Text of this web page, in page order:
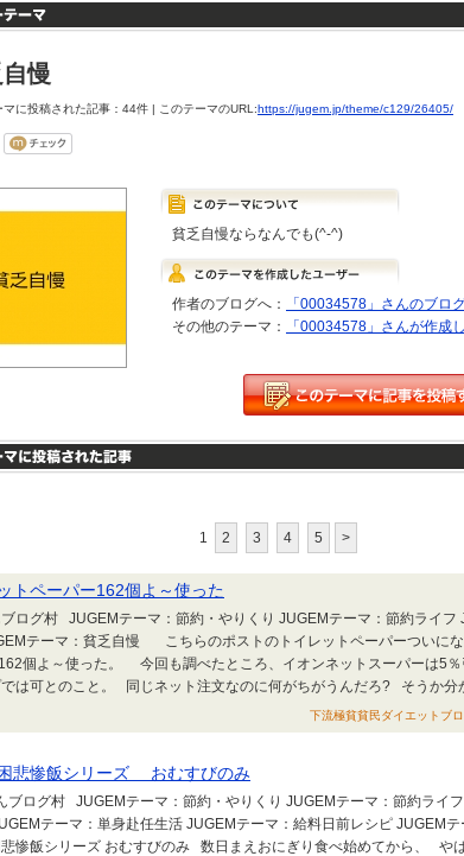
慢
マに投稿された記事：44件 | このテーマのURL:https://jugem.jp/theme/c129/26405/
貧乏自慢ならなんでも(^-^)
作者のブログへ：
「00034578」さんのブロ
その他のテーマ：
「00034578」さんが作成
1 2 3 4 5 >
トペーパー162個よ～使った
ログ村 JUGEMテーマ：節約・やりくり JUGEMテーマ：節約ライフ
テーマ：貧乏自慢 こちらのポストのトイレットペーパーついにな
個よ～使った。 今回も調べたところ、イオンネットスーパーは5
では可とのこと。 同じネット注文なのに何がちがうんだろ? そうか分
下流極貧貧民ダイエットブ
悲惨飯シリーズ おむすびのみ
ブログ村 JUGEMテーマ：節約・やりくり JUGEMテーマ：節約ライ
テーマ：単身赴任生活 JUGEMテーマ：給料日前レシピ
惨飯シリーズ おむすびのみ 数日まえおにぎり食べ始めてから、 や